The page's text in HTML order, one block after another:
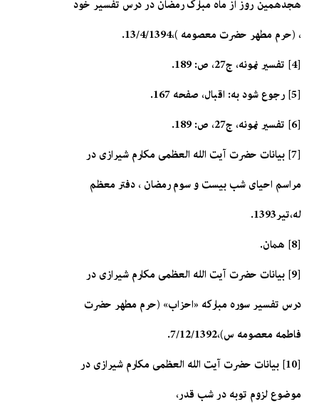
هجدهمین روز از ماه مبارک رمضان در درس تفسیر خود
، (حرم مطهر حضرت معصومه )،13/4/1394.
[4] تفسير نمونه، ج‏27، ص: 189.
[5] رجوع شود به: اقبال، صفحه 167.
[6] تفسير نمونه، ج‏27، ص: 189.
[7] بیانات حضرت آیت الله العظمی مکارم شیرازی در
مراسم احیای شب بیست و سوم رمضان ، دفتر معظم
له،تیر1393.
[8] همان.
[9] بیانات حضرت آیت الله العظمی مکارم شیرازی در
درس تفسیر سوره مبارکه «احزاب» (حرم مطهر حضرت
فاطمه معصومه س)،7/12/1392.
[10] بیانات حضرت آیت الله العظمی مکارم شیرازی در
موضوع لزوم توبه در شب قدر،